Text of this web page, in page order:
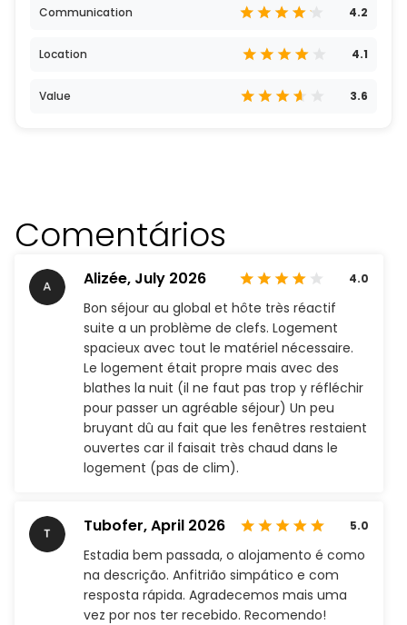
Communication 4.2
Location 4.1
Value 3.6
Comentários
Alizée, July 2026 4.0
Bon séjour au global et hôte très réactif
suite a un problème de clefs. Logement
spacieux avec tout le matériel nécessaire.
Le logement était propre mais avec des
blathes la nuit (il ne faut pas trop y réfléchir
pour passer un agréable séjour) Un peu
bruyant dû au fait que les fenêtres restaient
ouvertes car il faisait très chaud dans le
logement (pas de clim).
Tubofer,April 2026 5.0
Estadia bem passada, o alojamento é como
na descrição. Anfitrião simpático e com
resposta rápida. Agradecemos mais uma
vez por nos ter recebido. Recomendo!